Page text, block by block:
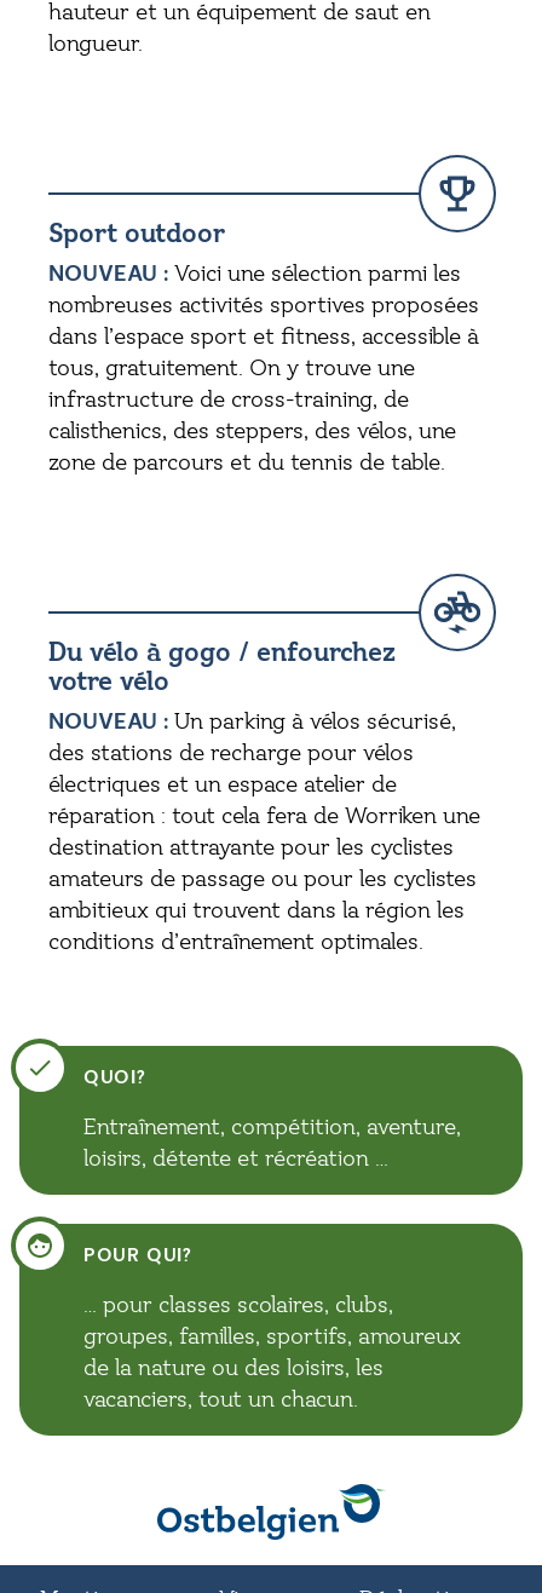
hauteur et un équipement de saut en
longueur.
Sport outdoor
NOUVEAU : Voici une sélection parmi les
nombreuses activités sportives proposées
dans l’espace sport et fitness, accessible à
tous, gratuitement. On y trouve une
infrastructure de cross-training, de
calisthenics, des steppers, des vélos, une
zone de parcours et du tennis de table.
Du vélo à gogo / enfourchez
votre vélo
NOUVEAU : Un parking à vélos sécurisé,
des stations de recharge pour vélos
électriques et un espace atelier de
réparation : tout cela fera de Worriken une
destination attrayante pour les cyclistes
amateurs de passage ou pour les cyclistes
ambitieux qui trouvent dans la région les
conditions d’entraînement optimales.
QUOI?
Entraînement, compétition, aventure,
loisirs, détente et récréation …
POUR QUI?
… pour classes scolaires, clubs,
groupes, familles, sportifs, amoureux
de la nature ou des loisirs, les
vacanciers, tout un chacun.